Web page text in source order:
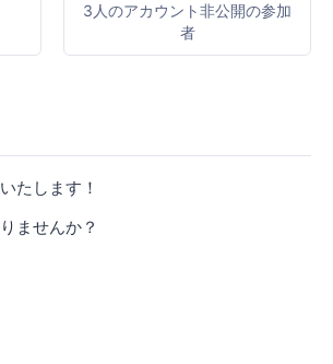
3人のアカウント非公開の参加
者
たします！
ませんか？